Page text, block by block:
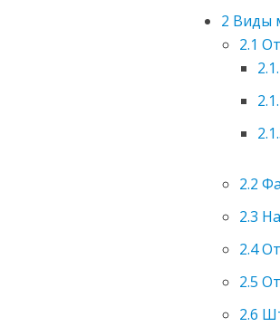
2 Виды
2.1
2.2
2.3
2.4
2.5
2.6